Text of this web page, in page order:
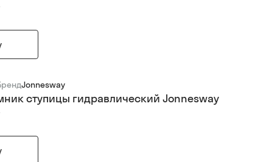
Jonnesway
ступицы гидравлический Jonnesway